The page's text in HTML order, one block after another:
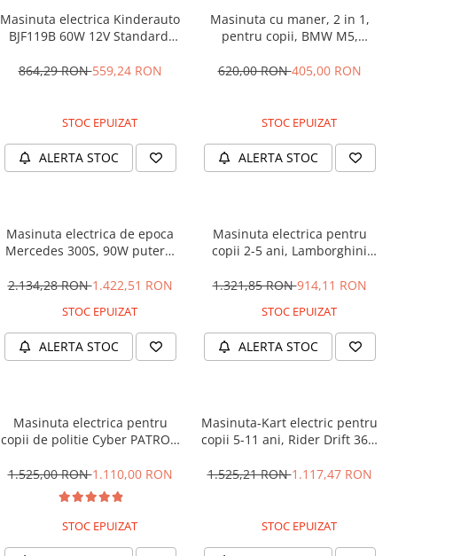
Masinuta electrica Kinderauto
BJF119B 60W 12V Standard,
864,29 RON559,24 RON
STOC EPUIZAT
ALERTA STOC
Masinuta cu maner, 2 in 1,
pentru copii, BMW M5,
620,00 RON405,00 RON
STOC EPUIZAT
ALERTA STOC
Masinuta electrica de epoca
Mercedes 300S, 90W putere,
2.134,28 RON1.422,51 RON
STOC EPUIZAT
ALERTA STOC
Masinuta electrica pentru
copii 2-5 ani, Lamborghini
12V, galbena
1.321,85 RON914,11 RON
STOC EPUIZAT
ALERTA STOC
Masinuta electrica pentru
copii de politie Cyber PATROL,
90W, 12V, Black & White
1.525,00 RON1.110,00 RON
STOC EPUIZAT
Masinuta-Kart electric pentru
copii 5-11 ani, Rider Drift 360,
1.525,21 RON1.117,47 RON
STOC EPUIZAT